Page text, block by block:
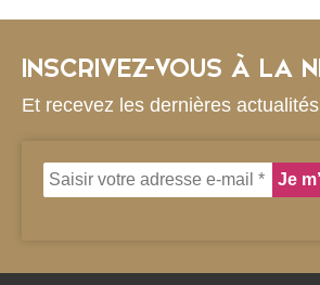
INSCRIVEZ-VOUS À LA
Et recevez les dernières